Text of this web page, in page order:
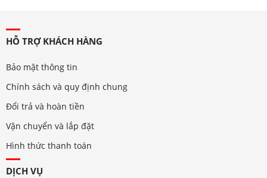
HỖ TRỢ KHÁCH HÀNG
Bảo mật thông tin
Chính sách và quy định chung
Đổi trả và hoàn tiền
Vận chuyển và lắp đặt
Hình thức thanh toán
DỊCH VỤ